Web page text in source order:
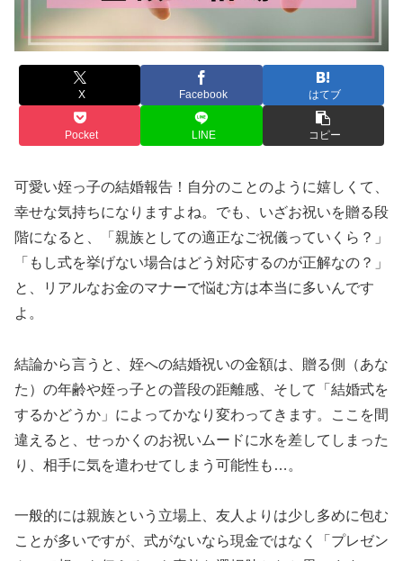
X Facebook はてブ
Pocket LINE コピー
可愛い姪っ子の結婚報告！自分のことのように嬉しくて、
幸せな気持ちになりますよね。でも、いざお祝いを贈る段
階になると、「親族としての適正なご祝儀っていくら？」
「もし式を挙げない場合はどう対応するのが正解なの？」
と、リアルなお金のマナーで悩む方は本当に多いんです
よ。
結論から言うと、姪への結婚祝いの金額は、贈る側（あな
た）の年齢や姪っ子との普段の距離感、そして「結婚式を
するかどうか」によってかなり変わってきます。ここを間
違えると、せっかくのお祝いムードに水を差してしまった
り、相手に気を遣わせてしまう可能性も…。
一般的には親族という立場上、友人よりは少し多めに包む
ことが多いですが、式がないなら現金ではなく「プレゼン